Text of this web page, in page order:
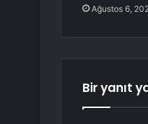
Ağustos 6,
Bir yanıt